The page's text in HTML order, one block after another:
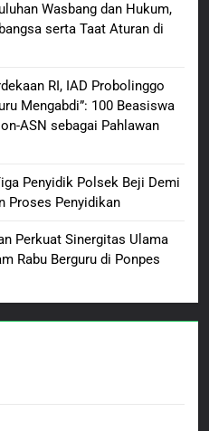
Ke-129 Gelar Penyuluhan
dan Hukum,
serta Taat Aturan di
Sesor
HUT ke-81
Persembahkan
Guru Mengabdi”: 100
ASN sebagai
Bangsa
Pasuruan Mutasi Tiga
Penyidikan
Wasbang dan Hukum,
serta Taat Aturan di
RI, IAD Probolinggo
Mengabdi”: 100 Beasiswa
ASN sebagai Pahlawan
Penyidik Polsek Beji Demi
Proses Penyidikan
Perkuat Sinergitas Ulama
Rabu Berguru di Ponpes